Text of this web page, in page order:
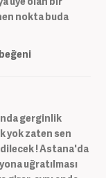
nokta buda
beğeni
gerginlik
yok zaten sen
! Astana'da
uğratılması